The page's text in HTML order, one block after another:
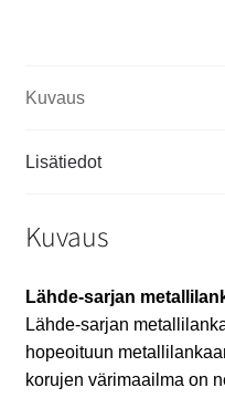
Kuvaus
Lisätiedot
Kuvaus
Lähde-sarjan
Lähde-sarjan
hopeoituun
korujen värimaailma on